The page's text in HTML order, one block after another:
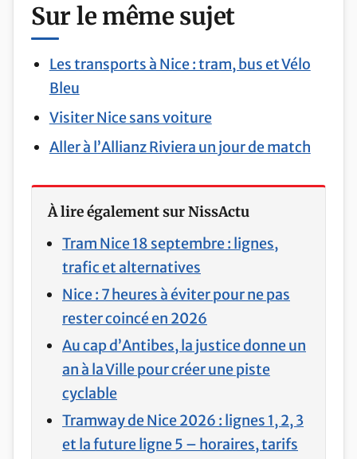
Sur le même sujet
Les transports à Nice : tram, bus et Vélo
Bleu
Visiter Nice sans voiture
Aller à l’Allianz Riviera un jour de match
À lire également sur NissActu
Tram Nice 18 septembre : lignes,
trafic et alternatives
Nice : 7 heures à éviter pour ne pas
rester coincé en 2026
Au cap d’Antibes, la justice donne un
an à la Ville pour créer une piste
cyclable
Tramway de Nice 2026 : lignes 1, 2, 3
et la future ligne 5 – horaires, tarifs